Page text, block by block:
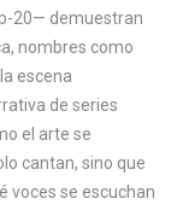
20— demuestran
nombres como
escena
de series
el arte se
cantan, sino que
voces se escuchan